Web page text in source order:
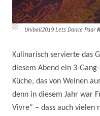
Uniball2019 Lets Dance Paar
Kulinarisch servierte das
diesem Abend ein 3-
Küche, das von Weinen
denn in diesem Jahr war
Vivre“ – dass auch vielen